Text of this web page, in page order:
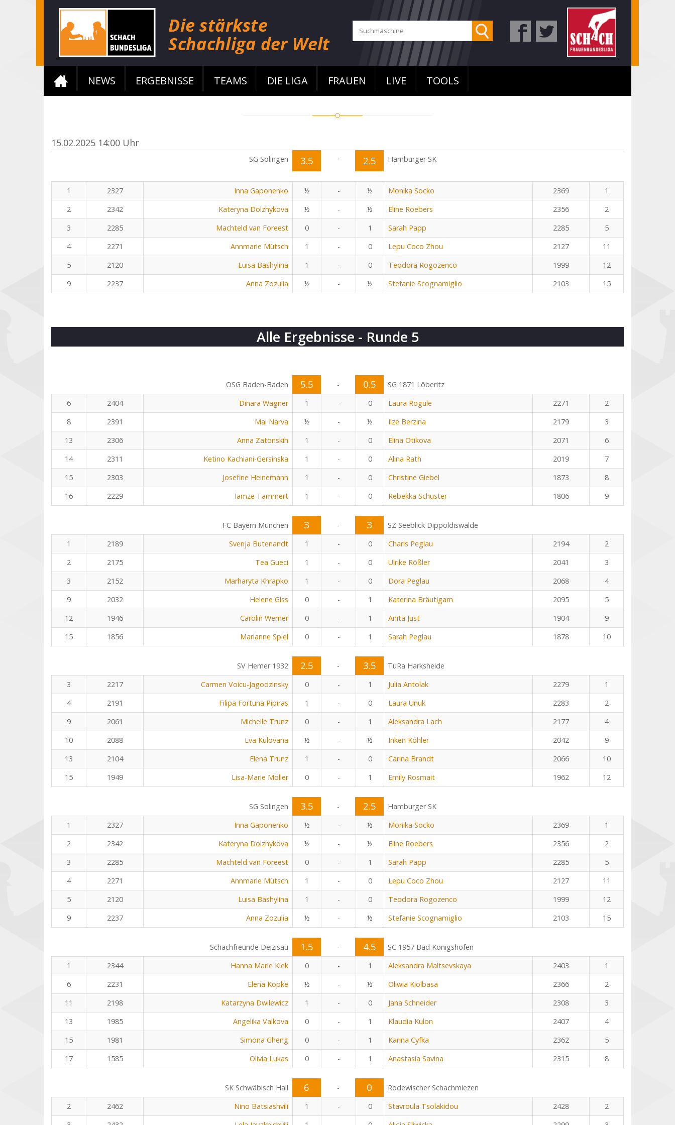
NEWS ERGEBNISSE TEAMS DIE LIGA FRAUEN LIVE TOOLS
15.02.2025 14:00 Uhr
SG Solingen 3.5 - 2.5 Hamburger SK
1 2327 Inna Gaponenko ½ - ½ Monika Socko 2369
1
2
2342 Kateryna Dolzhykova ½ - ½ Eline Roebers 2356
2
3
2285 Machteld van Foreest 0 - 1 Sarah Papp 2285
5
4
2271 Annmarie Mütsch 1 - 0 Lepu Coco Zhou 2127
11
5
2120 Luisa Bashylina 1 - 0 Teodora Rogozenco 1999
12
9
2237 Anna Zozulia ½ - ½ Stefanie Scognamiglio 2103 15
Alle Ergebnisse - Runde 5
OSG Baden-Baden 5.5 - 0.5
SG 1871 Löberitz
6
2404 Dinara Wagner 1 - 0 Laura Rogule 2271
2
8
2391 Mai Narva ½ - ½ Ilze Berzina 2179
3
13
2306 Anna Zatonskih 1 - 0 Elina Otikova 2071
6
14
2311 Ketino Kachiani-Gersinska 1 - 0 Alina Rath 2019
7
15
2303 Josefine Heinemann 1 - 0 Christine Giebel 1873
8
16
2229 Iamze Tammert 1 - 0 Rebekka Schuster 1806 9
FC Bayern München 3 - 3
SZ Seeblick Dippoldiswalde
1
2189 Svenja Butenandt 1 - 0 Charis Peglau 2194
2
2
2175 Tea Gueci 1 - 0 Ulrike Rößler 2041
3
3
2152 Marharyta Khrapko 1 - 0 Dora Peglau 2068
4
9
2032 Helene Giss 0 - 1 Katerina Bräutigam 2095
5
12
1946 Carolin Werner 0 - 1 Anita Just 1904
9
15
1856 Marianne Spiel 0 - 1 Sarah Peglau 1878 10
SV Hemer 1932 2.5 - 3.5
TuRa Harksheide
3
2217 Carmen Voicu-Jagodzinsky 0 - 1 Julia Antolak 2279
1
4
2191 Filipa Fortuna Pipiras 1 - 0 Laura Unuk 2283
2
9
2061 Michelle Trunz 0 - 1 Aleksandra Lach 2177
4
10
2088 Eva Kulovana ½ - ½ Inken Köhler 2042
9
13
2104 Elena Trunz 1 - 0 Carina Brandt 2066
10
15
1949 Lisa-Marie Möller 0 - 1 Emily Rosmait 1962 12
SG Solingen 3.5 - 2.5
Hamburger SK
1
2327 Inna Gaponenko ½ - ½ Monika Socko 2369
1
2
2342 Kateryna Dolzhykova ½ - ½ Eline Roebers 2356
2
3
2285 Machteld van Foreest 0 - 1 Sarah Papp 2285
5
4
2271 Annmarie Mütsch 1 - 0 Lepu Coco Zhou 2127
11
5
2120 Luisa Bashylina 1 - 0 Teodora Rogozenco 1999
12
9
2237 Anna Zozulia ½ - ½ Stefanie Scognamiglio 2103 15
Schachfreunde Deizisau 1.5 - 4.5
SC 1957 Bad Königshofen
1
2344 Hanna Marie Klek 0 - 1 Aleksandra Maltsevskaya 2403
1
6
2231 Elena Köpke ½ - ½ Oliwia Kiolbasa 2366
2
11
2198 Katarzyna Dwilewicz 1 - 0 Jana Schneider 2308
3
13
1985 Angelika Valkova 0 - 1 Klaudia Kulon 2407
4
15
1981 Simona Gheng 0 - 1 Karina Cyfka 2362
5
17
1585 Olivia Lukas 0 - 1 Anastasia Savina 2315 8
SK Schwäbisch Hall 6 - 0
Rodewischer Schachmiezen
2
2462 Nino Batsiashvili 1 - 0 Stavroula Tsolakidou 2428
2